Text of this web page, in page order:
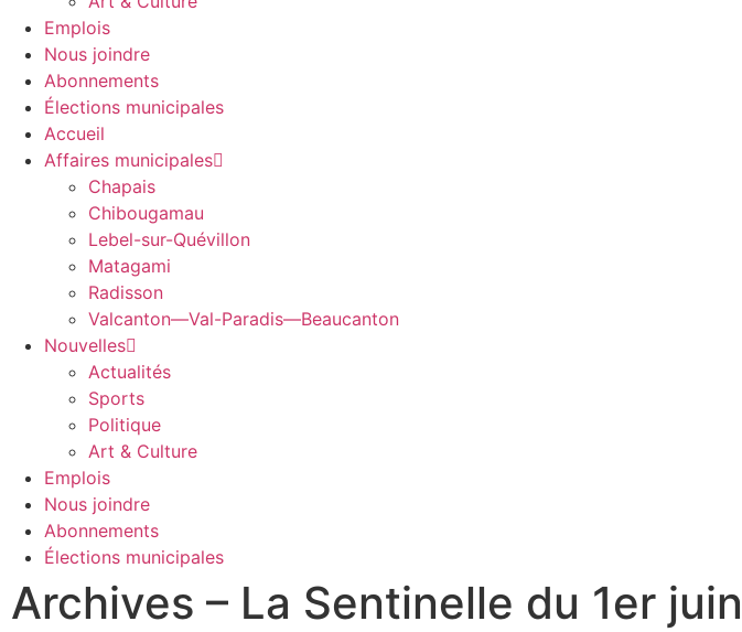
Emplois
Nous joindre
Abonnements
Élections municipales
Accueil
Affaires municipales
Chapais
Chibougamau
Lebel-sur-Quévillon
Matagami
Radisson
Valcanton—Val-Paradis—Beaucanton
Nouvelles
Actualités
Sports
Politique
Art & Culture
Emplois
Nous joindre
Abonnements
Élections municipales
Archives – La Sentinelle du 1er